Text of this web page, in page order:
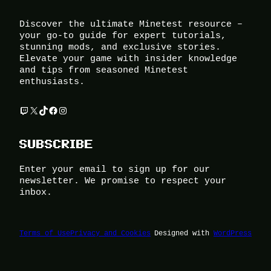
Discover the ultimate Minetest resource –
your go-to guide for expert tutorials,
stunning mods, and exclusive stories.
Elevate your game with insider knowledge
and tips from seasoned Minetest
enthusiasts.
Twitch X TikTok Facebook Instagram
SUBSCRIBE
Enter your email to sign up for our
newsletter. We promise to respect your
inbox.
Terms of UsePrivacy and Cookies Designed with WordPress